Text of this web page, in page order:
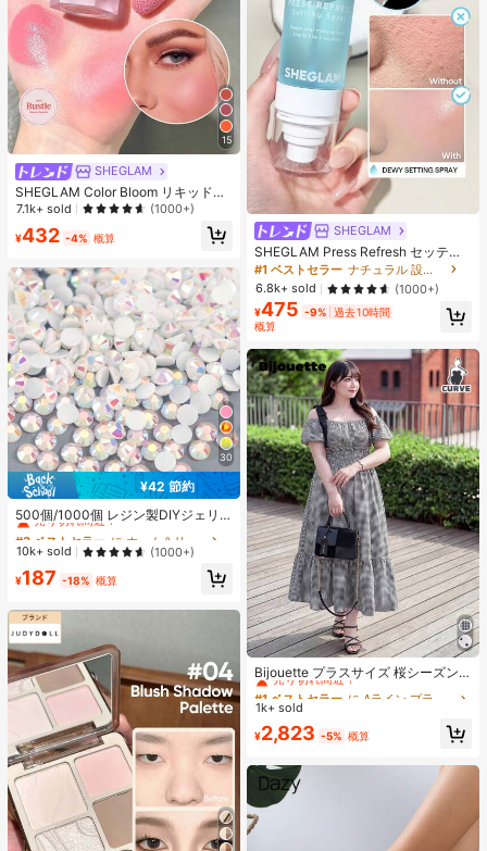
15
SHEGLAM
SHEGLAM Color Bloom リキッドチ
ークマット仕上げ-Love Cake チー
ク 女性と女の子のためのブランドビ
ューティーコスメメイクアップ
7.1k+ sold (1000+)
¥432 -4% 概算
30
¥42 節約
500個/1000個 レジン製DIYジェリ
ーフラットバックラインストーン 小
さな丸型ラインストーン ミニ装飾ア
クセサリー スマホケース、カップ、
靴、ブーツ、衣類装飾、ハンドメイ
ドDIYアイドル応援ファン、ネーム
#3 ベストセラー
に ホーム＆リビング
売り切れ間近！
#3 ベストセラー
売り切れ間近！
#3 ベストセラー
売り切れ間近！
#3 ベストセラー
売り切れ間近！
10k+ sold (1000+)
¥187 -18% 概算
SHEGLAM
SHEGLAM Press Refresh セッティ
ングスプレー 女性と女の子のための
ブランドビューティーコスメメイク
アップ
#1 ベストセラー
ナチュラル 設定スプレー
6.8k+ sold
(1000+)
¥475 -9% 過去10時間
概算
Bijouette プラスサイズ 桜シーズン
終了限定版 ブラック&ホワイト ノー
スリーブ タイダイドレス バルーンス
ンスカート
#1 ベストセラー
に Aライン プラスサイズのドレス
売り切れ間近！
#1 ベストセラー
売り切れ間近！
#1 ベストセラー
売り切れ間近！
#1 ベストセラー
売り切れ間近！
1k+ sold
¥2,823 -5% 概算